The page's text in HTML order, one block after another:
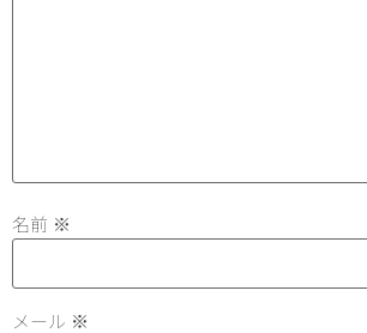
名前 ※
メール ※